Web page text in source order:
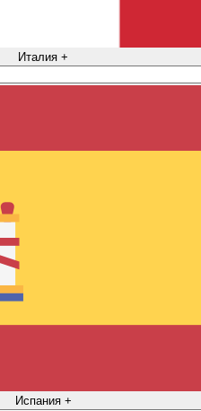
Италия +
Испания +